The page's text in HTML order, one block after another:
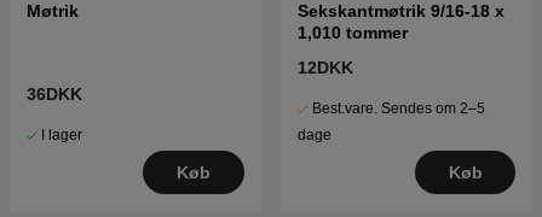
Møtrik
36DKK
I lager
Køb
Sekskantmøtrik 9/16-18 x
1,010 tommer
12DKK
Best.vare. Sendes om 2–5
dage
Køb